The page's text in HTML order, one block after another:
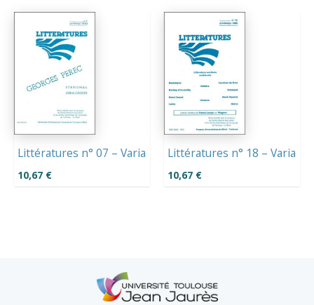
Littératures n° 07 – Varia
10,67 €
Littératures n° 18 – Varia
10,67 €